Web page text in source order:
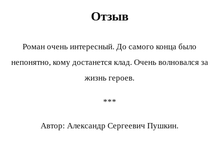
Отзыв
Роман очень интересный. До самого конца было
непонятно, кому достанется клад. Очень волновался за
жизнь героев.
***
Автор: Александр Сергеевич Пушкин.